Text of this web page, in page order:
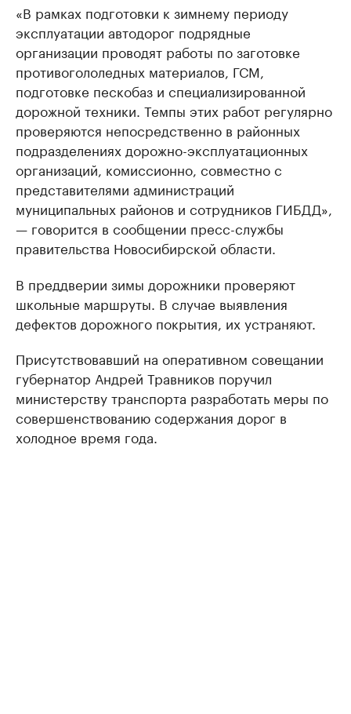
«В рамках подготовки к зимнему периоду
эксплуатации автодорог подрядные
организации проводят работы по заготовке
противогололедных материалов, ГСМ,
подготовке пескобаз и специализированной
дорожной техники. Темпы этих работ регулярно
проверяются непосредственно в районных
подразделениях дорожно-эксплуатационных
организаций, комиссионно, совместно с
представителями администраций
муниципальных районов и сотрудников ГИБДД»,
— говорится в сообщении пресс-службы
правительства Новосибирской области.
В преддверии зимы дорожники проверяют
школьные маршруты. В случае выявления
дефектов дорожного покрытия, их устраняют.
Присутствовавший на оперативном совещании
губернатор Андрей Травников поручил
министерству транспорта разработать меры по
совершенствованию содержания дорог в
холодное время года.